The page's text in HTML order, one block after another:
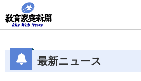
最新ニュース